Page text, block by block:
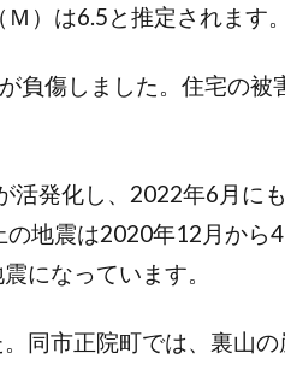
）は6.5と推定されます。
負傷しました。住宅の被
発化し、2022年6月に
地震は2020年12月から
になっています。
同市正院町では、裏山の